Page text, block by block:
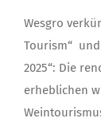
Wesgro
Tourism“
2025“: Die
erheblichen